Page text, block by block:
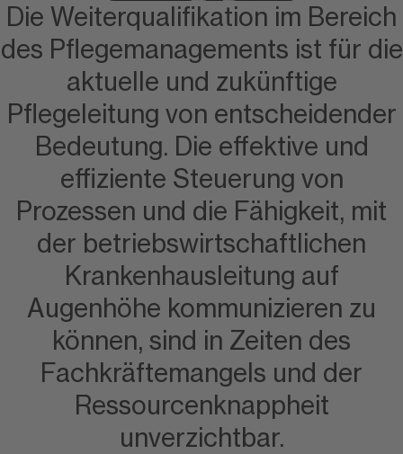
Die Weiterqualifikation im Bereich
des Pflegemanagements ist für die
aktuelle und zukünftige
Pflegeleitung von entscheidender
Bedeutung. Die effektive und
effiziente Steuerung von
Prozessen und die Fähigkeit, mit
der betriebswirtschaftlichen
Krankenhausleitung auf
Augenhöhe kommunizieren zu
können, sind in Zeiten des
Fachkräftemangels und der
Ressourcenknappheit
unverzichtbar.